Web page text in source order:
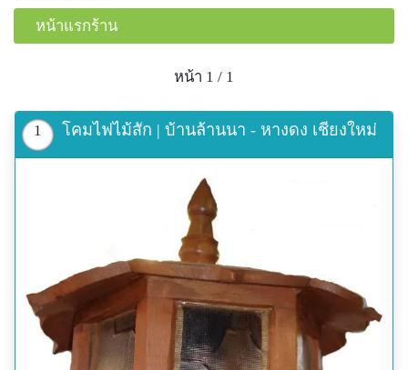
หน้าแรกร้าน
หน้า 1 / 1
1 โคมไฟไม้สัก | บ้านล้านนา - หางดง เชียงใหม่